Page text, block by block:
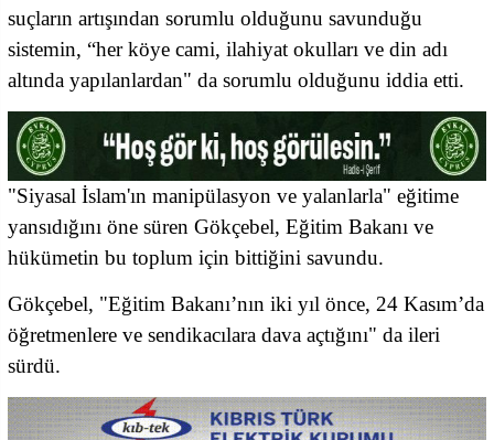
suçların artışından sorumlu olduğunu savunduğu
sistemin, “her köye cami, ilahiyat okulları ve din adı
altında yapılanlardan" da sorumlu olduğunu iddia etti.
"Siyasal İslam'ın manipülasyon ve yalanlarla" eğitime
yansıdığını öne süren Gökçebel, Eğitim Bakanı ve
hükümetin bu toplum için bittiğini savundu.
Gökçebel, "Eğitim Bakanı’nın iki yıl önce, 24 Kasım’da
öğretmenlere ve sendikacılara dava açtığını" da ileri
sürdü.